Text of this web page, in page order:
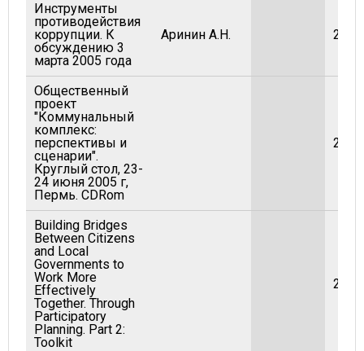
Инструменты
противодействия
коррупции. К
обсуждению 3
марта 2005 года
Аринин А.Н. 2005
Общественный
проект
"Коммунальный
комплекс:
перспективы и
сценарии".
Круглый стол, 23-
24 июня 2005 г,
Пермь. CDRom
2005
Building Bridges
Between Citizens
and Local
Governments to
Work More
Effectively
Together. Through
Participatory
Planning. Part 2:
Toolkit
2003